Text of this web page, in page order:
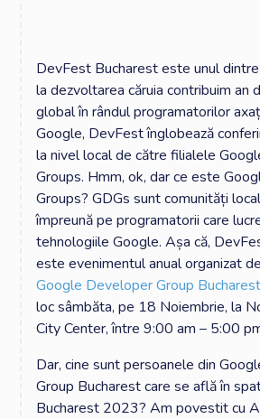
DevFest Bucharest este unul
la dezvoltarea căruia contribuim an
global în rândul programatorilor
Google, DevFest înglobează
la nivel local de către filialele
Groups. Hmm, ok, dar ce este
Groups? GDGs sunt comunități
împreună pe programatorii care
tehnologiile Google. Așa că,
este evenimentul anual organizat
Google Developer Group
loc sâmbăta, pe 18 Noiembrie, la
City Center, între 9:00 am – 5:00
Dar, cine sunt persoanele din
Group Bucharest care se află în
Bucharest 2023? Am povestit cu